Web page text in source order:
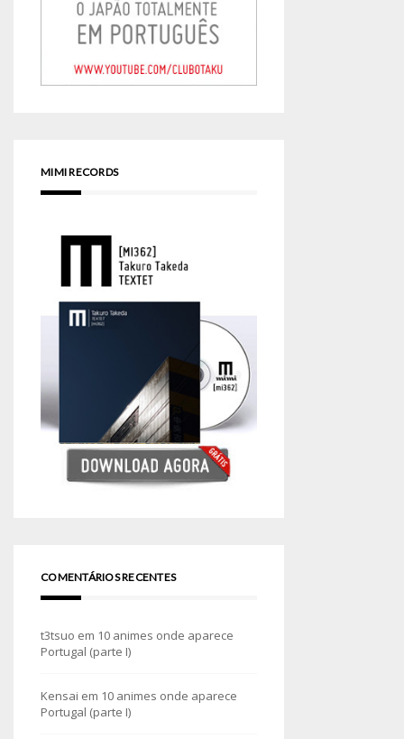
MIMI RECORDS
COMENTÁRIOS RECENTES
t3tsuo em 10 animes onde aparece
Portugal (parte I)
Kensai em 10 animes onde aparece
Portugal (parte I)